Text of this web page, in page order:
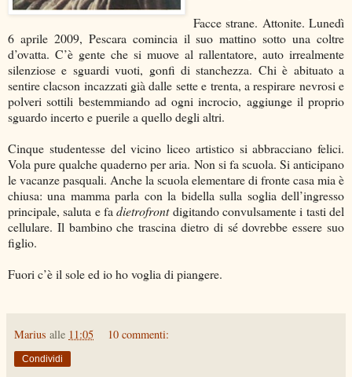
Facce strane. Attonite. Lunedì
6 aprile 2009, Pescara comincia il suo mattino sotto una coltre
d’ovatta. C’è gente che si muove al rallentatore, auto irrealmente
silenziose e sguardi vuoti, gonfi di stanchezza. Chi è abituato a
sentire clacson incazzati già dalle sette e trenta, a respirare nevrosi e
polveri sottili bestemmiando ad ogni incrocio, aggiunge il proprio
sguardo incerto e puerile a quello degli altri.
Cinque studentesse del vicino liceo artistico si abbracciano felici.
Vola pure qualche quaderno per aria. Non si fa scuola. Si anticipano
le vacanze pasquali. Anche la scuola elementare di fronte casa mia è
chiusa: una mamma parla con la bidella sulla soglia dell’ingresso
principale, saluta e fadietrofrontdigitando convulsamente i tasti del
cellulare. Il bambino che trascina dietro di sé dovrebbe essere suo
figlio.
Fuori c’è il sole ed io ho voglia di piangere.
Marius alle 11:05 10 commenti:
Condividi